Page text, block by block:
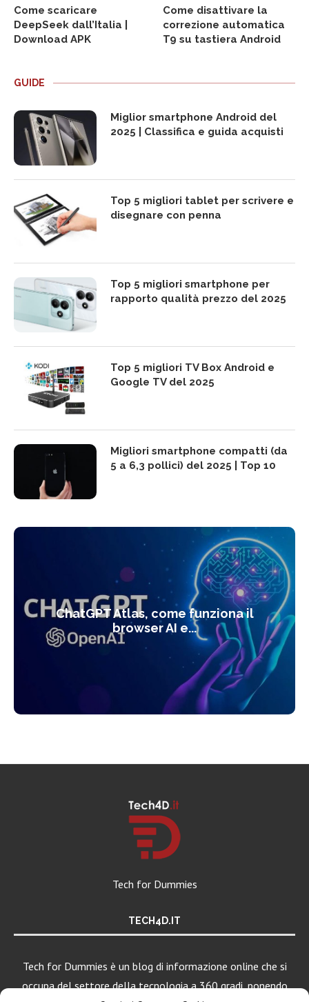
Come scaricare
DeepSeek dall’Italia |
Download APK
Come disattivare la
correzione automatica
T9 su tastiera Android
GUIDE
Miglior smartphone Android del
2025 | Classifica e guida acquisti
Top 5 migliori tablet per scrivere e
disegnare con penna
Top 5 migliori smartphone per
rapporto qualità prezzo del 2025
Top 5 migliori TV Box Android e
Google TV del 2025
Migliori smartphone compatti (da
5 a 6,3 pollici) del 2025 | Top 10
ChatGPT Atlas, come funziona il
browser AI e...
Tech for Dummies
TECH4D.IT
Tech for Dummies è un blog di informazione online che si
occupa del settore della tecnologia a 360 gradi, ponendo